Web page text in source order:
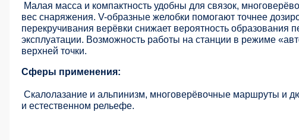
Малая масса и компактность удобны для связок,
вес снаряжения. V-образные желобки помогают точнее
перекручивания верёвки снижает вероятность образования
эксплуатации. Возможность работы на станции в режиме
верхней точки.
Сферы применения:
Скалолазание и альпинизм, многоверёвочные маршруты и
и естественном рельефе.